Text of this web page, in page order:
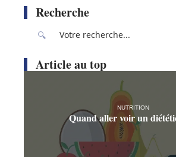
Recherche
Article au top
NUTRITION
Quand aller voir un